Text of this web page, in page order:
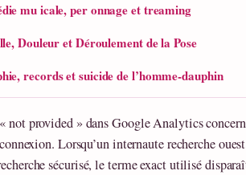
mu icale, per onnage et treaming
Douleur et Déroulement de la Pose
records et suicide de l’homme-dauphin
not provided » dans Google Analytics
Lorsqu’un internaute recherche
sécurisé, le terme exact utilisé